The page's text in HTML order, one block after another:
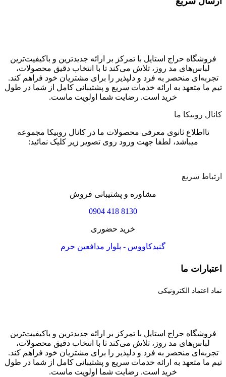
فروشگاه حراج استایل با تمرکز بر ارائه جدیدترین و باکیفیت‌ترین
لباس‌های مد روز، تلاش می‌کند تا با انتخاب دقیق محصولات،
تجربه‌ای منحصر به فرد و دلپذیر را برای مشتریان خود فراهم کند.
تیم ما متعهد به ارائه خدمات سریع و پشتیبانی کامل از شما در طول
خرید است. رضایت شما اولویت ماست.
کانال روبیکا ما
تااطلاع ثانوی معرفی محصولات ما در کانال روبیکا مجموعه
میباشد، لطفا جهت ورود روی تصویر زیر کلیک نمائید:
ارتباط سریع
مشاوره و پشتیبانی فروش
8130 418 0904
خرید حضوری
گنبدکاووس - بلوار مدافعین حرم
اعتبارات ما
نماد اعتماد الکترونیکی
فروشگاه حراج استایل با تمرکز بر ارائه جدیدترین و باکیفیت‌ترین
لباس‌های مد روز، تلاش می‌کند تا با انتخاب دقیق محصولات،
تجربه‌ای منحصر به فرد و دلپذیر را برای مشتریان خود فراهم کند.
تیم ما متعهد به ارائه خدمات سریع و پشتیبانی کامل از شما در طول
خرید است. رضایت شما اولویت ماست.